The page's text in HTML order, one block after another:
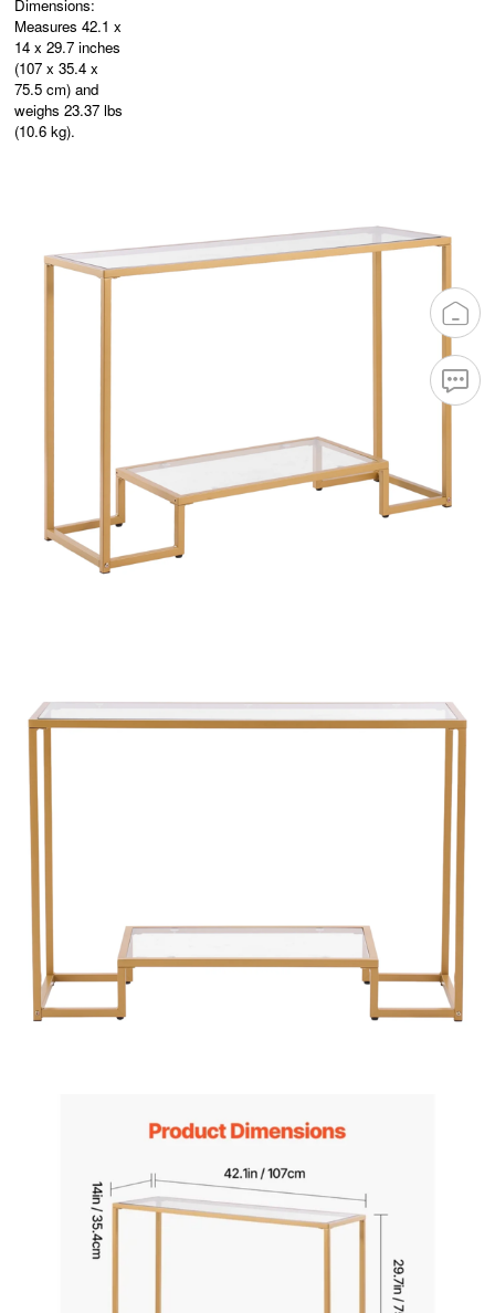
Dimensions:
Measures 42.1 x
14 x 29.7 inches
(107 x 35.4 x
75.5 cm) and
weighs 23.37 lbs
(10.6 kg).